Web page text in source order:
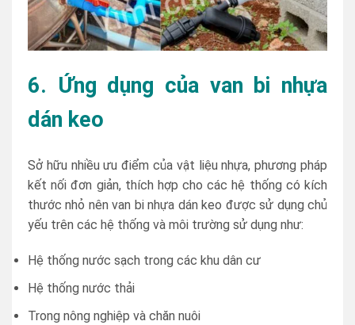
6. Ứng dụng của van bi nhựa
dán keo
Sở hữu nhiều ưu điểm của vật liệu nhựa, phương pháp
kết nối đơn giản, thích hợp cho các hệ thống có kích
thước nhỏ nên van bi nhựa dán keo được sử dụng chủ
yếu trên các hệ thống và môi trường sử dụng như:
Hệ thống nước sạch trong các khu dân cư
Hệ thống nước thải
Trong nông nghiệp và chăn nuôi